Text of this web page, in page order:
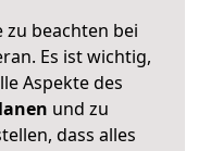
zu beachten bei
Es ist wichtig,
Aspekte des
und zu
dass alles